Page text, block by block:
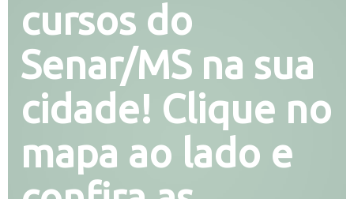
cursos do
Senar/MS na sua
cidade! Clique no
mapa ao lado e